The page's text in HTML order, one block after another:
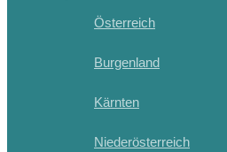
Österreich
Burgenland
Kärnten
Niederösterreich